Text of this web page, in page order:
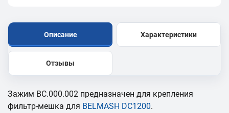
Описание Характеристики
Отзывы
Зажим BC.000.002 предназначен для крепления
фильтр-мешка для BELMASH DC1200.